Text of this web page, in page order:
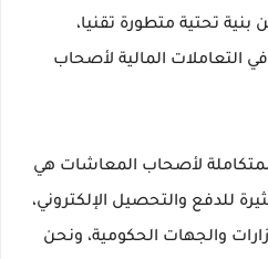
تحتية متطورة تقنيا،
التعاملات المالية لأصحاب
لأصحاب المعاشات هي
للدفع والتحصيل الإلكتروني،
والجهات الحكومية، ونحن